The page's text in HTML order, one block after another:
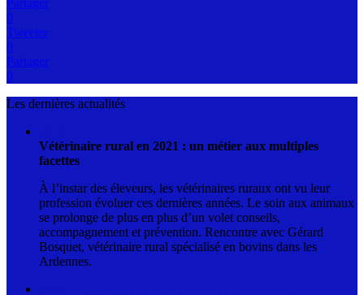
0
Tweeter
0
Partager
0
Les dernières actualités
Vétérinaire rural en 2021 : un métier aux multiples
facettes
À l’instar des éleveurs, les vétérinaires ruraux ont vu leur
profession évoluer ces dernières années. Le soin aux animaux
se prolonge de plus en plus d’un volet conseils,
accompagnement et prévention. Rencontre avec Gérard
Bosquet, vétérinaire rural spécialisé en bovins dans les
Ardennes.